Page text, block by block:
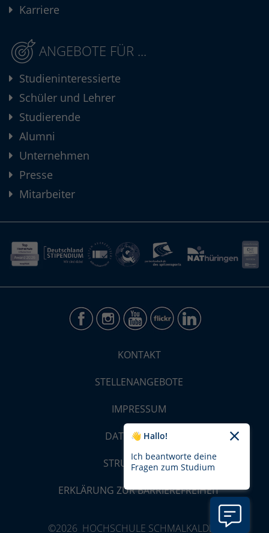
Karriere
ANGEBOTE FÜR ...
Studieninteressierte
Schüler und Lehrer
Studierende
Alumni
Unternehmen
Presse
Mitarbeiter
KONTAKT
STELLENANGEBOTE
IMPRESSUM
DATENSCHUTZ
STRUKTUR-MAP
ERKLÄRUNG ZUR BARRIEREFREIHEIT
©2026 HOCHSCHULE SCHMALKALDEN
👋 Hallo!
Ich beantworte deine
Fragen zum Studium